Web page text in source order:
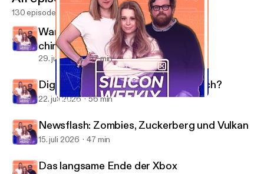
Artemis II: Eine Rückkehr ohne Landung
130 episodes
Warum die USA plötzlich nervös auf
chinesische KI schauen
29. juli 2026 57 min
Digitaler Euro: Was soll das eigentlich?
22. juli 2026 56 min
Newsflash: Zombies, Zuckerberg und Vulkan
15. juli 2026 47 min
Das langsame Ende der Xbox